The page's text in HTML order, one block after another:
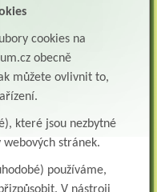
oddělení)
do pracovního poměru: Lékaře na
poměru: VŠEOBECNÁ
cookies na
obecně
můžete ovlivnit to,
které jsou nezbytné
stránek.
používáme,
V nástroji